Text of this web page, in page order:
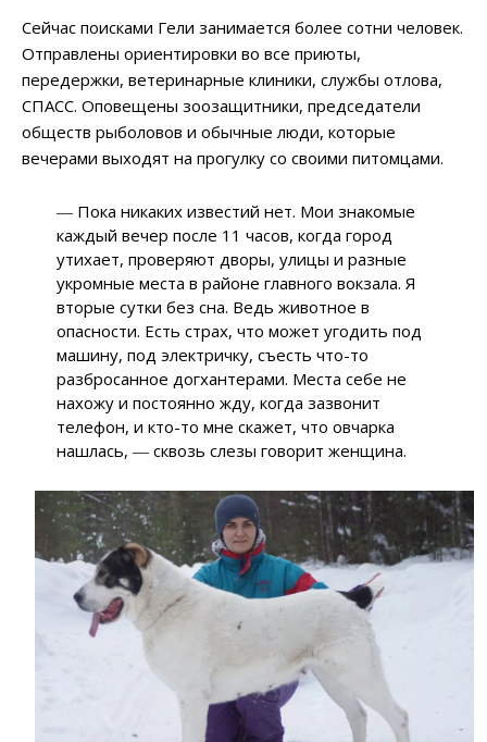
Сейчас поисками Гели занимается более сотни человек.
Отправлены ориентировки во все приюты,
передержки, ветеринарные клиники, службы отлова,
СПАСС. Оповещены зоозащитники, председатели
обществ рыболовов и обычные люди, которые
вечерами выходят на прогулку со своими питомцами.
― Пока никаких известий нет. Мои знакомые
каждый вечер после 11 часов, когда город
утихает, проверяют дворы, улицы и разные
укромные места в районе главного вокзала. Я
вторые сутки без сна. Ведь животное в
опасности. Есть страх, что может угодить под
машину, под электричку, съесть что-то
разбросанное догхантерами. Места себе не
нахожу и постоянно жду, когда зазвонит
телефон, и кто-то мне скажет, что овчарка
нашлась, ― сквозь слезы говорит женщина.